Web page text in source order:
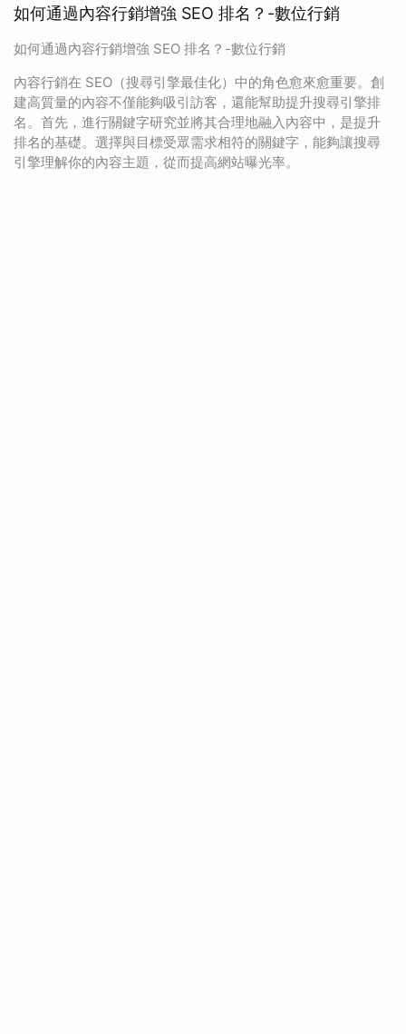
如何通過內容行銷增強 SEO 排名？-數位行銷
如何通過內容行銷增強 SEO 排名？-數位行銷
內容行銷在 SEO（搜尋引擎最佳化）中的角色愈來愈重要。創
建高質量的內容不僅能夠吸引訪客，還能幫助提升搜尋引擎排
名。首先，進行關鍵字研究並將其合理地融入內容中，是提升
排名的基礎。選擇與目標受眾需求相符的關鍵字，能夠讓搜尋
引擎理解你的內容主題，從而提高網站曝光率。